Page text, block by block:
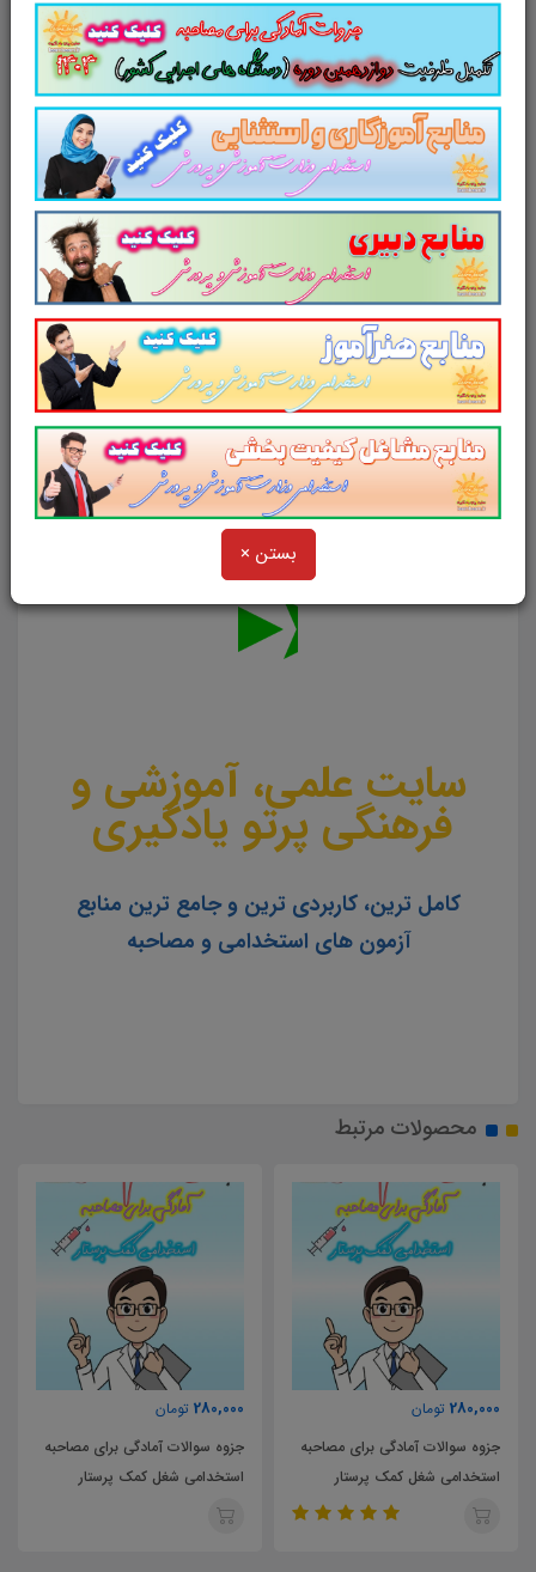
بستن ×
استخدامی کمک پرستاری
«مجموعهسوالات کامل
مصاحبهاستخدامیموسسه آوا
سلامت»
شامل مجموعهسوالات با پاسخ
پیشنهادی کامل در 148
صفحه
لینک دانلود
سایر منابعآزمون استخدامی
نیروی انسانیموسسه آوا سلامت
سایت علمی، آموزشی و
فرهنگی پرتو یادگیری
کامل ترین، کاربردی ترین و جامع ترین منابع
آزمون های استخدامی و مصاحبه
محصولات مرتبط
280,000 تومان
جزوه سوالات آمادگی برای مصاحبه
استخدامی شغل کمک پرستار
280,000 تومان
جزوه سوالات آمادگی برای مصاحبه
استخدامی شغل کمک پرستار